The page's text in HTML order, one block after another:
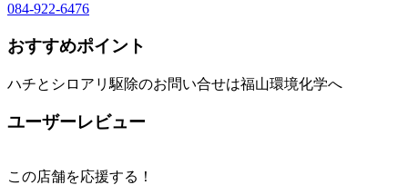
084-922-6476
おすすめポイント
ハチとシロアリ駆除のお問い合せは福山環境化学へ
ユーザーレビュー
この店舗を応援する！